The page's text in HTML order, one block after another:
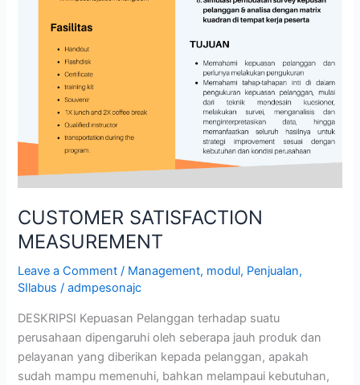
CUSTOMER SATISFACTION
MEASUREMENT
Leave a Comment / Management, modul, Penjualan,
SIlabus /admpesonajc
DESKRIPSI Kepuasan Pelanggan terhadap suatu
perusahaan dipengaruhi oleh seberapa jauh produk dan
pelayanan yang diberikan kepada pelanggan, apakah
sudah mampu memenuhi, bahkan melampaui kebutuhan,